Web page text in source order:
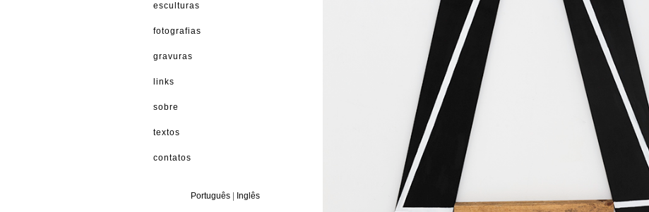
esculturas
fotografias
gravuras
links
sobre
textos
contatos
Português| Inglês